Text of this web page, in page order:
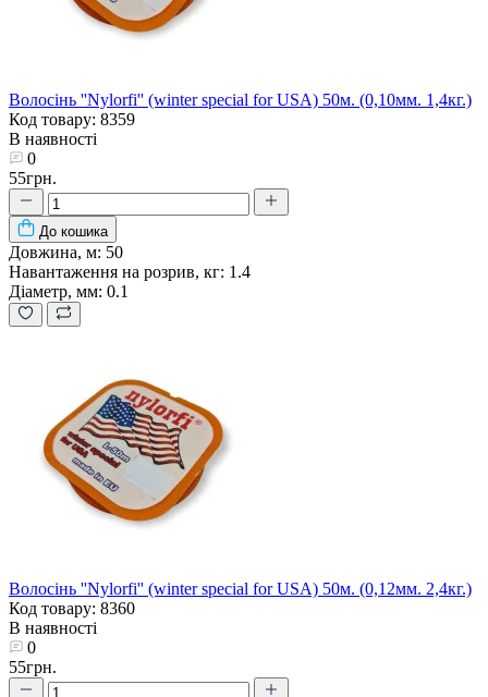
Волосінь ''Nylorfi'' (winter special for USA) 50м. (0,10мм. 1,4кг.)
Код товару: 8359
В наявності
0
55грн.
До кошика
Довжина, м: 50
Навантаження на розрив, кг: 1.4
Діаметр, мм: 0.1
Волосінь ''Nylorfi'' (winter special for USA) 50м. (0,12мм. 2,4кг.)
Код товару: 8360
В наявності
0
55грн.